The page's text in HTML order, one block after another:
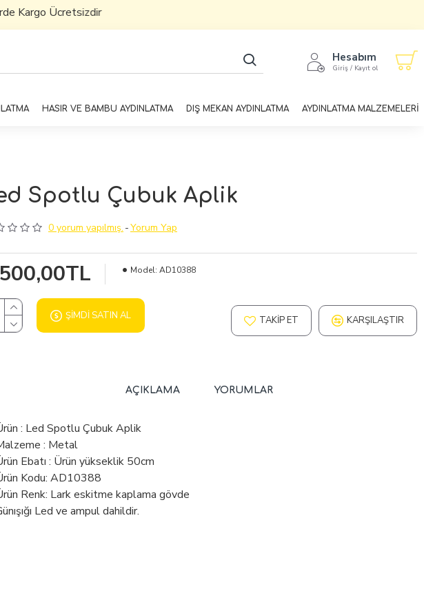
Ücretsizdir
Hesabım
Giriş / Kayıt ol
HASIR VE BAMBU AYDINLATMA DIŞ MEKAN AYDINLATMA AYDINLATMA MALZEMELERİ
Spotlu Çubuk Aplik
0 yorum yapılmış. -Yorum Yap
Model: AD10388
ŞIMDI SATIN AL TAKIP ET KARŞILAŞTIR
AÇIKLAMA YORUMLAR
: Led Spotlu Çubuk Aplik
: Metal
Ebatı : Ürün yükseklik 50cm
Kodu: AD10388
Renk: Lark eskitme kaplama gövde
Led ve ampul dahildir.